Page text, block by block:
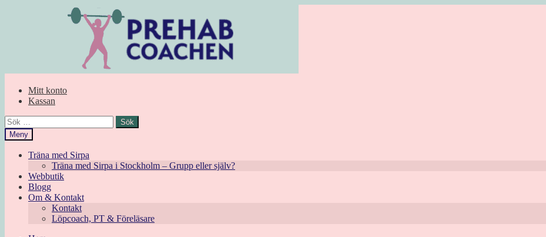
Mitt konto
Kassan
Sök
efter:
Meny
Träna med Sirpa
Träna med Sirpa i Stockholm – Grupp eller själv?
Webbutik
Blogg
Om & Kontakt
Kontakt
Löpcoach, PT & Föreläsare